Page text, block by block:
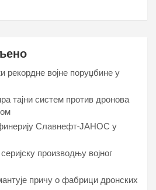
војне поруџбине у
тајни систем против дронова
Славнефт-ЈАНОС у
производњу војног
причу о фабрици дронских